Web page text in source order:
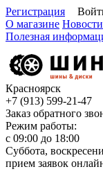
Регистрация
О магазине Новости
Полезная
Красноярск
+7 (913) 599-21-47
Заказ обратного
Режим работы:
с 09:00 до 18:00
Суббота,
прием заявок